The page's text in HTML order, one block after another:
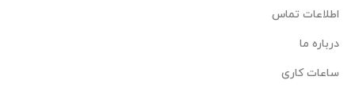
اطلاعات تماس
درباره ما
ساعات کاری